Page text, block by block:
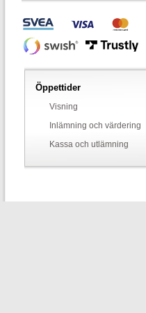
Öppettider
Visning
Inlämning och värdering
Kassa och utlämning